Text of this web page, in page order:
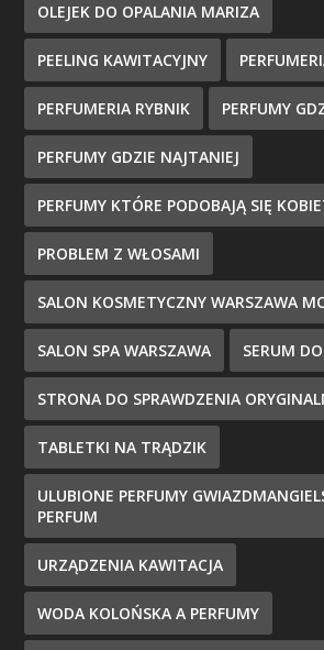
OLEJEK DO OPALANIA MARIZA
PEELING KAWITACYJNY
PERFUMERIA RYBNIK PERFUMY
PERFUMY GDZIE NAJTANIEJ
PERFUMY KTÓRE PODOBAJĄ SIĘ
PROBLEM Z WŁOSAMI
SALON KOSMETYCZNY WARSZAWA
SALON SPA WARSZAWA SERUM
STRONA DO SPRAWDZENIA
TABLETKI NA TRĄDZIK
ULUBIONE PERFUMY
PERFUM
URZĄDZENIA KAWITACJA
WODA KOLOŃSKA A PERFUMY